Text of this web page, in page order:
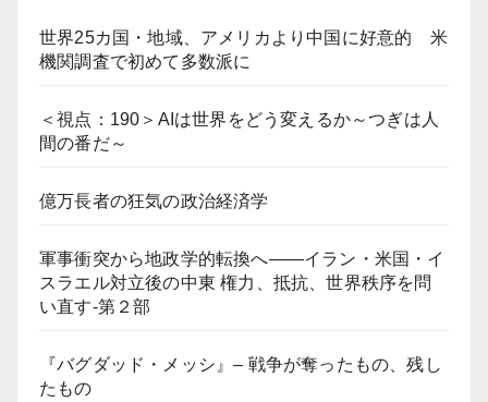
世界25カ国・地域、アメリカより中国に好意的 米
機関調査で初めて多数派に
＜視点：190＞AIは世界をどう変えるか～つぎは人
間の番だ～
億万長者の狂気の政治経済学
軍事衝突から地政学的転換へ――イラン・米国・イ
スラエル対立後の中東 権力、抵抗、世界秩序を問
い直す-第２部
『バグダッド・メッシ』– 戦争が奪ったもの、残し
たもの